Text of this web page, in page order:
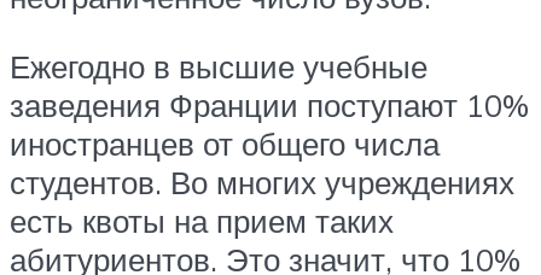
Ежегодно в высшие учебные
заведения Франции поступают 10%
иностранцев от общего числа
студентов. Во многих учреждениях
есть квоты на прием таких
абитуриентов. Это значит, что 10%